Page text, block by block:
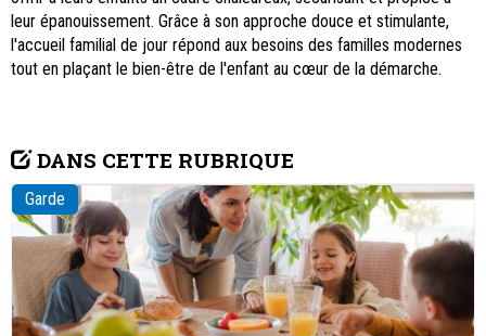
leur épanouissement. Grâce à son approche douce et stimulante,
l'accueil familial de jour répond aux besoins des familles modernes
tout en plaçant le bien-être de l'enfant au cœur de la démarche.
DANS CETTE RUBRIQUE
Garde